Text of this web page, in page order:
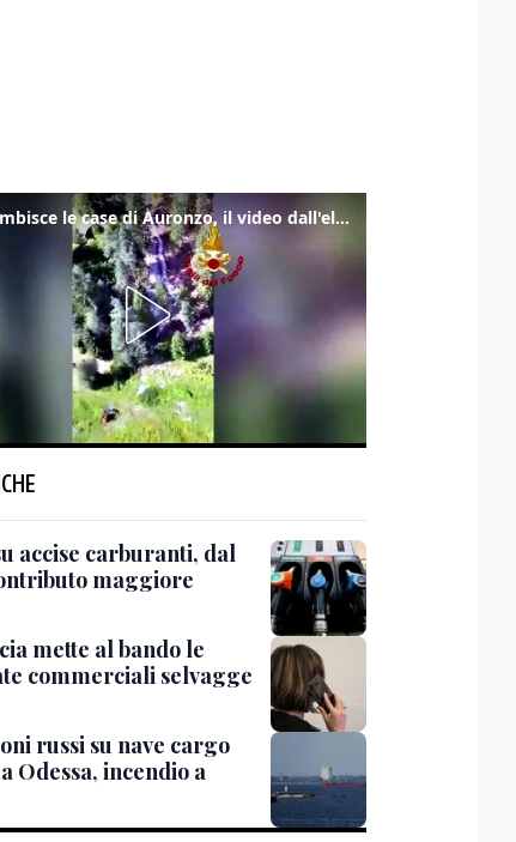
Frana lambisce le case di Auronzo, il video dall'elicottero dei vigili del fuoco
accise carburanti, dal
maggiore
mette al bando le
commerciali selvagge
russi su nave cargo
Odessa, incendio a